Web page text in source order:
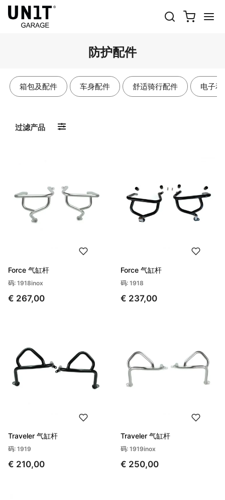
防护配件
箱包及配件 车身配件 舒适骑行配件 电子和
过滤产品
Force 气缸杆
码: 1918inox
€ 267,00
Force 气缸杆
码: 1918
€ 237,00
Traveler 气缸杆
码: 1919
€ 210,00
Traveler 气缸杆
码: 1919inox
€ 250,00